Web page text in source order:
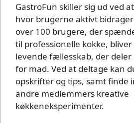
GastroFun skiller sig ud ved
hvor brugerne aktivt
over 100 brugere, der
til professionelle kokke,
levende fællesskab, der
for mad. Ved at deltage kan
opskrifter og tips, samt finde
andre medlemmers kreative
køkkeneksperimenter.